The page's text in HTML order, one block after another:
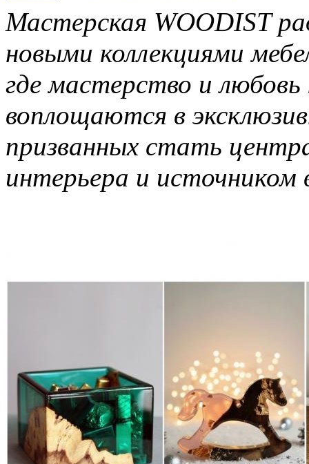
Мастерская WOODIST
новыми коллекциями
где мастерство и
воплощаются в
призванных стать
интерьера и источником